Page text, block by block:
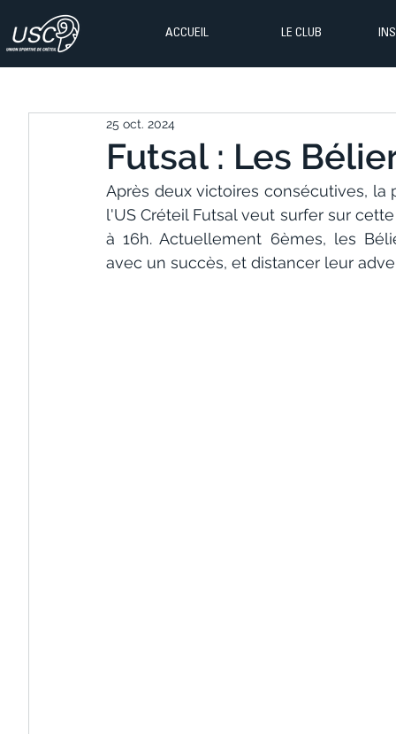
ACCUEIL LE CLUB
Futsal : Les
25 oct. 2024
Après deux victoires consécutives,
l'US Créteil Futsal veut surfer sur
à 16h. Actuellement 6èmes, les
avec un succès, et distancer leur